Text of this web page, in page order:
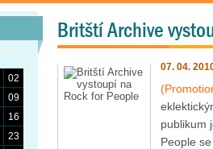
02
09
16
23
Britští Archive
07. 04.
publikum
People